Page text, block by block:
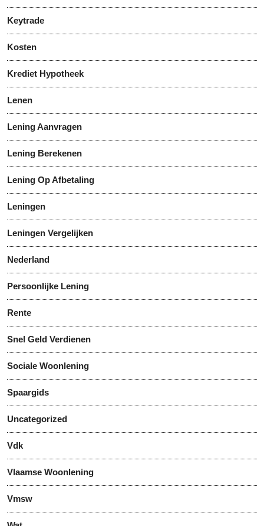
Keytrade
Kosten
Krediet Hypotheek
Lenen
Lening Aanvragen
Lening Berekenen
Lening Op Afbetaling
Leningen
Leningen Vergelijken
Nederland
Persoonlijke Lening
Rente
Snel Geld Verdienen
Sociale Woonlening
Spaargids
Uncategorized
Vdk
Vlaamse Woonlening
Vmsw